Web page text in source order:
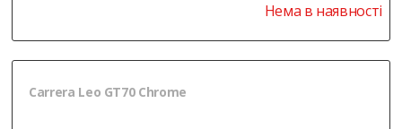
Нема в наявності
Carrera Leo GT70 Chrome